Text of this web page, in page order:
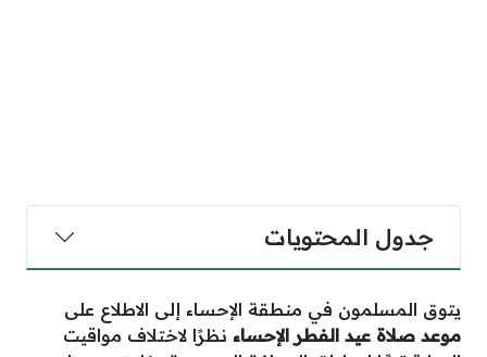
جدول المحتويات
يتوق المسلمون في منطقة الإحساء إلى الاطلاع على
موعد صلاة عيد الفطر الإحساء نظرًا لاختلاف مواقيت